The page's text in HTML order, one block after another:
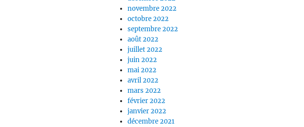
novembre 2022
octobre 2022
septembre 2022
août 2022
juillet 2022
juin 2022
mai 2022
avril 2022
mars 2022
février 2022
janvier 2022
décembre 2021